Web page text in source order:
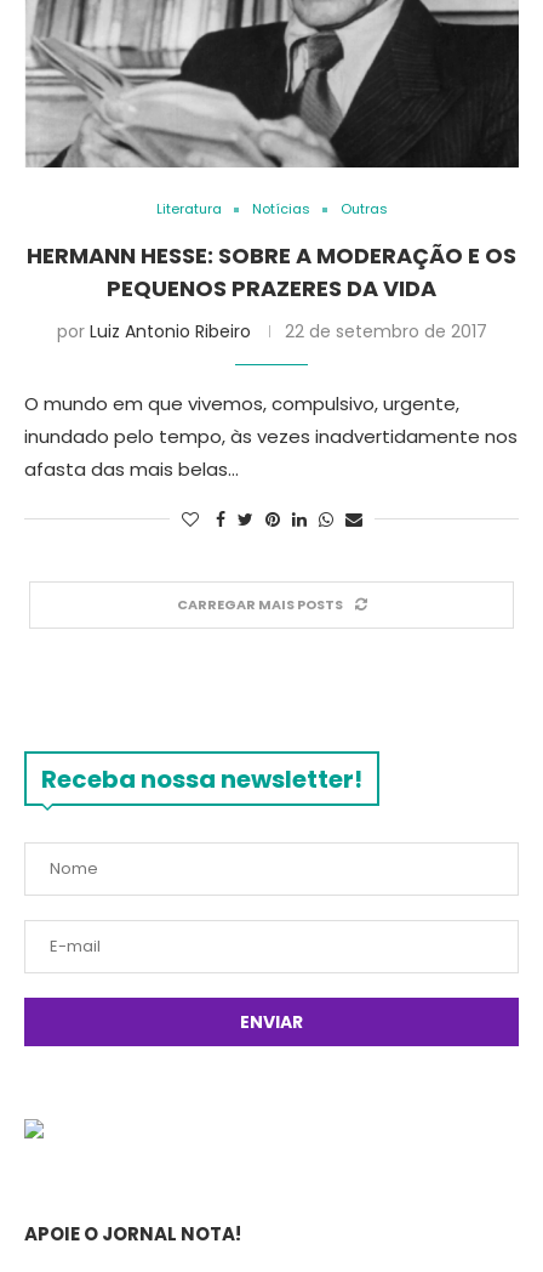
Literatura Notícias Outras
HERMANN HESSE: SOBRE A MODERAÇÃO E OS
PEQUENOS PRAZERES DA VIDA
por Luiz Antonio Ribeiro 22 de setembro de 2017
O mundo em que vivemos, compulsivo, urgente,
inundado pelo tempo, às vezes inadvertidamente nos
afasta das mais belas…
CARREGAR MAIS POSTS
Receba nossa newsletter!
APOIE O JORNAL NOTA!